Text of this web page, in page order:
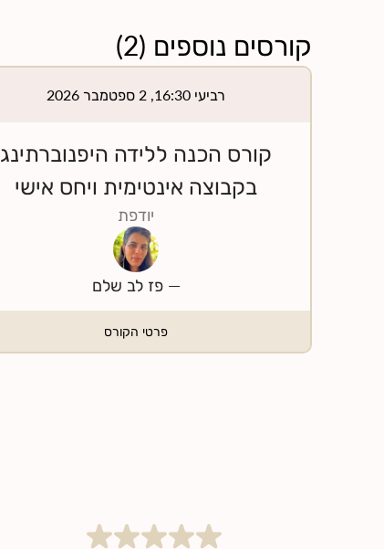
קורסים נוספים (
2
)
רביעי 16:30, 2 ספטמבר 2026
קורס הכנה ללידה היפנוברתינג
בקבוצה אינטימית ויחס אישי
יודפת
—פז לב שלם
פרטי הקורס